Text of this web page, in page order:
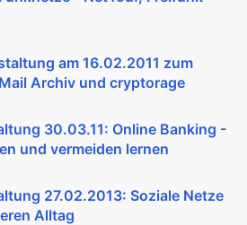
am 16.02.2011 zum
Archiv und cryptorage
30.03.11: Online Banking -
und vermeiden lernen
27.02.2013: Soziale Netze
Alltag